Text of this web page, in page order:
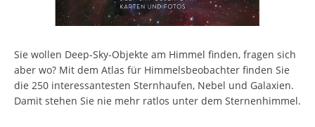
Sie wollen Deep-Sky-Objekte am Himmel finden, fragen sich
aber wo? Mit dem Atlas für Himmelsbeobachter finden Sie
die 250 interessantesten Sternhaufen, Nebel und Galaxien.
Damit stehen Sie nie mehr ratlos unter dem Sternenhimmel.